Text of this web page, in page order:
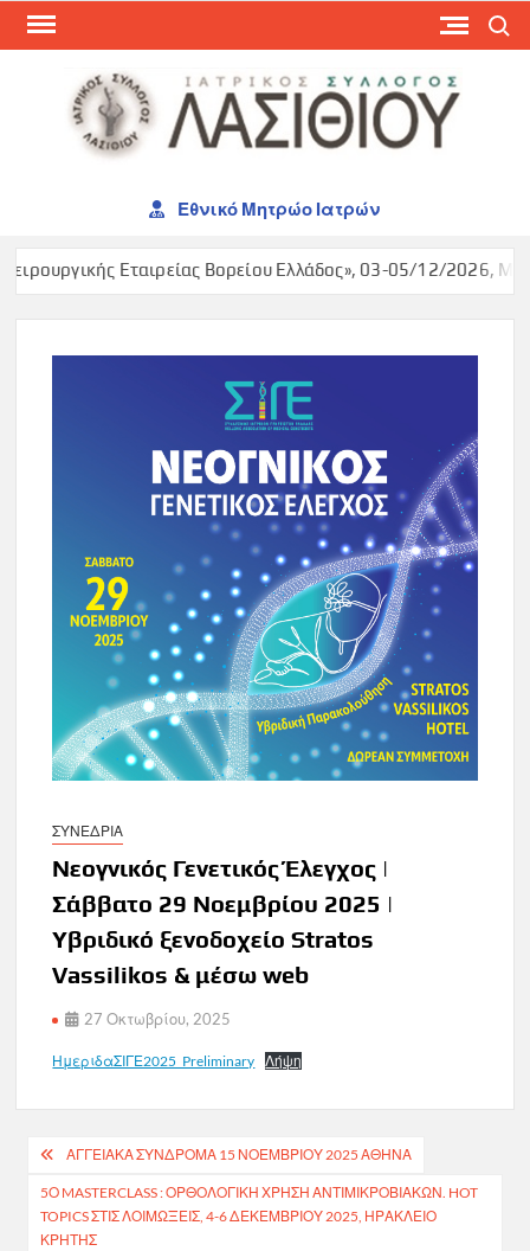
Skip
Εθνικό Μητρώο Ιατρών
Εταιρείας Βορείου Ελλάδος», 03-05/12/2026,
ΣΥΝΕΔΡΙΑ
Νεογνικός Γενετικός Έλεγχος |
Σάββατο 29 Νοεμβρίου 2025 |
Υβριδικό ξενοδοχείο Stratos
Vassilikos & μέσω web
27 Οκτωβρίου, 2025
ΗμεριδαΣΙΓΕ2025_Preliminary Λήψη
Πλοήγηση
άρθρων
ΑΓΓΕΙΑΚΑ ΣΥΝΔΡΟΜΑ 15 ΝΟΕΜΒΡΙΟΥ 2025 ΑΘΗΝΑ
5Ο MASTERCLASS : ΟΡΘΟΛΟΓΙΚΗ ΧΡΗΣΗ ΑΝΤΙΜΙΚΡΟΒΙΑΚΩΝ. HOT
TOPICS ΣΤΙΣ ΛΟΙΜΩΞΕΙΣ, 4-6 ΔΕΚΕΜΒΡΙΟΥ 2025, ΗΡΑΚΛΕΙΟ
ΚΡΗΤΗΣ